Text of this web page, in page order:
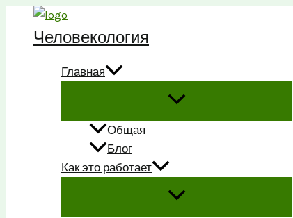
Перейти
Человекология
Главная
Общая
Блог
Как это работает